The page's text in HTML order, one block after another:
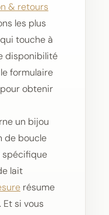
& retours
les plus
touche à
disponibilité
formulaire
obtenir
un bijou
de boucle
spécifique
lait
résume
si vous